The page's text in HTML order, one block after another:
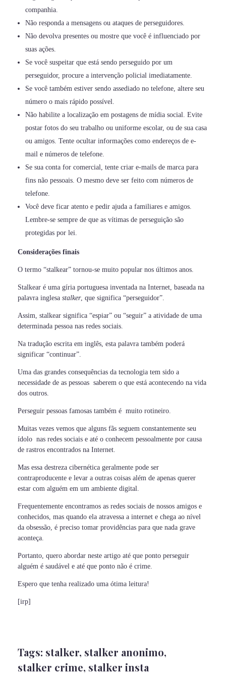
companhia.
Não responda a mensagens ou ataques de perseguidores.
Não devolva presentes ou mostre que você é influenciado por
suas ações.
Se você suspeitar que está sendo perseguido por um
perseguidor, procure a intervenção policial imediatamente.
Se você também estiver sendo assediado no telefone, altere seu
número o mais rápido possível.
Não habilite a localização em postagens de mídia social. Evite
postar fotos do seu trabalho ou uniforme escolar, ou de sua casa
ou amigos. Tente ocultar informações como endereços de e-
mail e números de telefone.
Se sua conta for comercial, tente criar e-mails de marca para
fins não pessoais. O mesmo deve ser feito com números de
telefone.
Você deve ficar atento e pedir ajuda a familiares e amigos.
Lembre-se sempre de que as vítimas de perseguição são
protegidas por lei.
Considerações finais
O termo “stalkear” tornou-se muito popular nos últimos anos.
Stalkear é uma gíria portuguesa inventada na Internet, baseada na
palavra inglesa stalker, que significa “perseguidor”.
Assim, stalkear significa “espiar” ou “seguir” a atividade de uma
determinada pessoa nas redes sociais.
Na tradução escrita em inglês, esta palavra também poderá
significar “continuar”.
Uma das grandes consequências da tecnologia tem sido a
necessidade de as pessoas saberem o que está acontecendo na vida
dos outros.
Perseguir pessoas famosas também é muito rotineiro.
Muitas vezes vemos que alguns fãs seguem constantemente seu
ídolo nas redes sociais e até o conhecem pessoalmente por causa
de rastros encontrados na Internet.
Mas essa destreza cibernética geralmente pode ser
contraproducente e levar a outras coisas além de apenas querer
estar com alguém em um ambiente digital.
Frequentemente encontramos as redes sociais de nossos amigos e
conhecidos, mas quando ela atravessa a internet e chega ao nível
da obsessão, é preciso tomar providências para que nada grave
aconteça.
Portanto, quero abordar neste artigo até que ponto perseguir
alguém é saudável e até que ponto não é crime.
Espero que tenha realizado uma ótima leitura!
[irp]
Tags: stalker, stalker anonimo,
stalker crime, stalker insta